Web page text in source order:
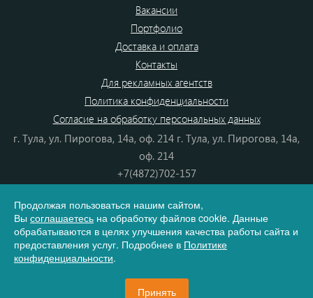
Вакансии
Портфолио
Доставка и оплата
Контакты
Для рекламных агентств
Политика конфиденциальности
Согласие на обработку персональных данных
г. Тула, ул. Пирогова, 14а, оф. 214 г. Тула, ул. Пирогова, 14а,
оф. 214
+7(4872)702-157
8(800) 555-80-87
e-mail:info@dono.su
Продолжая пользоваться нашим сайтом,
Вы соглашаетесь на обработку файлов cookie. Данные
обрабатываются в целях улучшения качества работы сайта и
предоставления услуг. Подробнее в Политике
конфиденциальности.
Принять